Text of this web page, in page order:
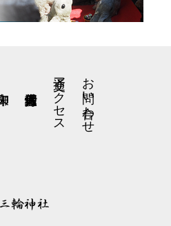
お問い合わせ
交通アクセス